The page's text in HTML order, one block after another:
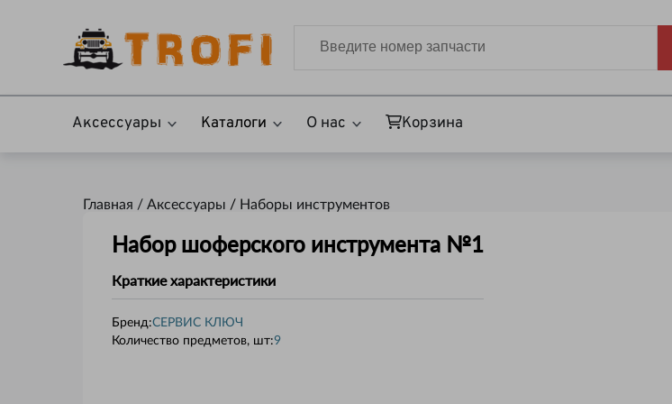
Аксессуары Каталоги О нас Корзина
Главная / Аксессуары / Наборы инструментов
Набор шоферского инструмента №1
Краткие характеристики
Бренд:СЕРВИС КЛЮЧ
Количество предметов, шт:9